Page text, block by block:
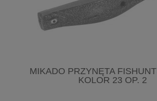
MIKADO PRZYNĘTA
KOLOR 23 OP. 2